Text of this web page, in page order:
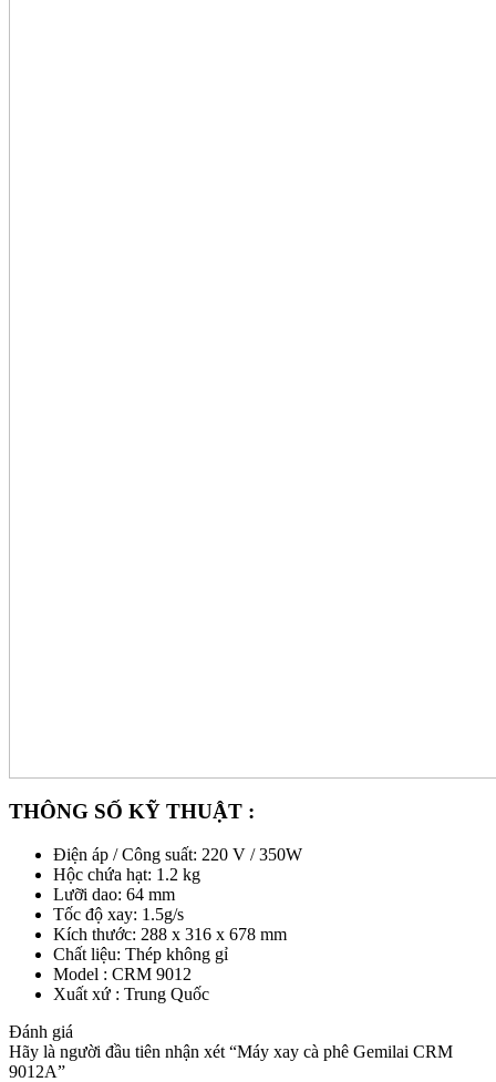
THÔNG SỐ KỸ THUẬT :
Điện áp / Công suất: 220 V / 350W
Hộc chứa hạt: 1.2 kg
Lưỡi dao: 64 mm
Tốc độ xay: 1.5g/s
Kích thước: 288 x 316 x 678 mm
Chất liệu: Thép không gỉ
Model : CRM 9012
Xuất xứ : Trung Quốc
Đánh giá
Hãy là người đầu tiên nhận xét “Máy xay cà phê Gemilai CRM
9012A”